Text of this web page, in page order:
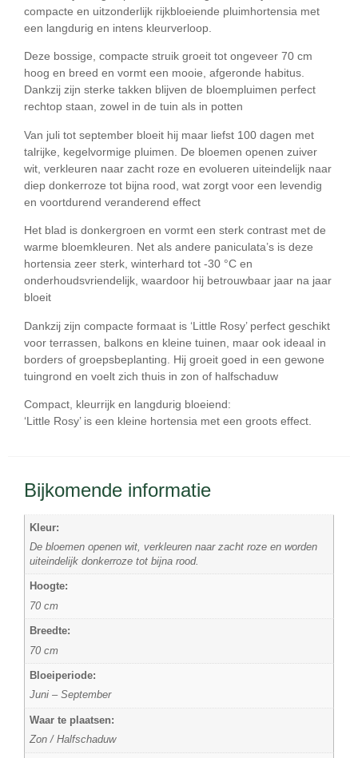
compacte en uitzonderlijk rijkbloeiende pluimhortensia met
een langdurig en intens kleurverloop
Deze bossige, compacte struik groeit tot ongeveer 70 cm
hoog en breed en vormt een mooie, afgeronde habitus.
Dankzij zijn sterke takken blijven de bloempluimen perfect
rechtop staan, zowel in de tuin als in potten
Van juli tot september bloeit hij maar liefst 100 dagen met
talrijke, kegelvormige pluimen. De bloemen openen zuiver
wit , verkleuren naar zacht roze en evolueren uiteindelijk naar
diep donkerroze tot bijna rood , wat zorgt voor een levendig
en voortdurend veranderend effect
Het blad is donkergroen en vormt een sterk contrast met de
warme bloemkleuren. Net als andere paniculata’s is deze
hortensia zeer sterk, winterhard tot -30 °C en
onderhoudsvriendelijk , waardoor hij betrouwbaar jaar na jaar
bloeit
Dankzij zijn compacte formaat is ‘Little Rosy’ perfect geschikt
voor terrassen, balkons en kleine tuinen , maar ook ideaal in
borders of groepsbeplanting. Hij groeit goed in een gewone
tuingrond en voelt zich thuis in zon of halfschaduw
Compact, kleurrijk en langdurig bloeiend:
‘Little Rosy’ is een kleine hortensia met een groots effect.
Bijkomende informatie
Kleur:
De bloemen openen wit, verkleuren naar zacht roze en worden
uiteindelijk donkerroze tot bijna rood.
Hoogte:
70 cm
Breedte:
70 cm
Bloeiperiode:
Juni – September
Waar te plaatsen:
Zon / Halfschaduw